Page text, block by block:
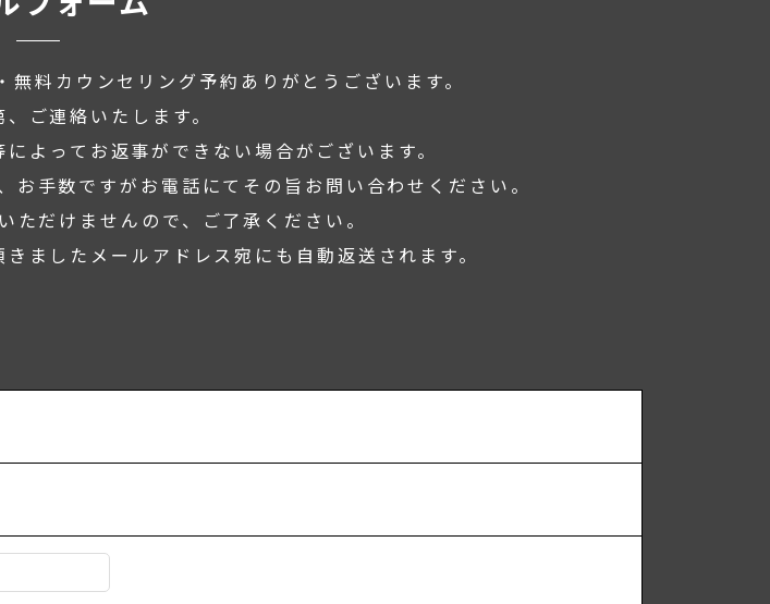
無料カウンセリング予約 ありがとうございます。
ご連絡いたします。
よって お返事ができない場合がございます。
お手数ですがお電話にて その旨お問い合わせください。
ただけませんので、
ご了承ください。
ました メールアドレス宛にも 自動返送されます。